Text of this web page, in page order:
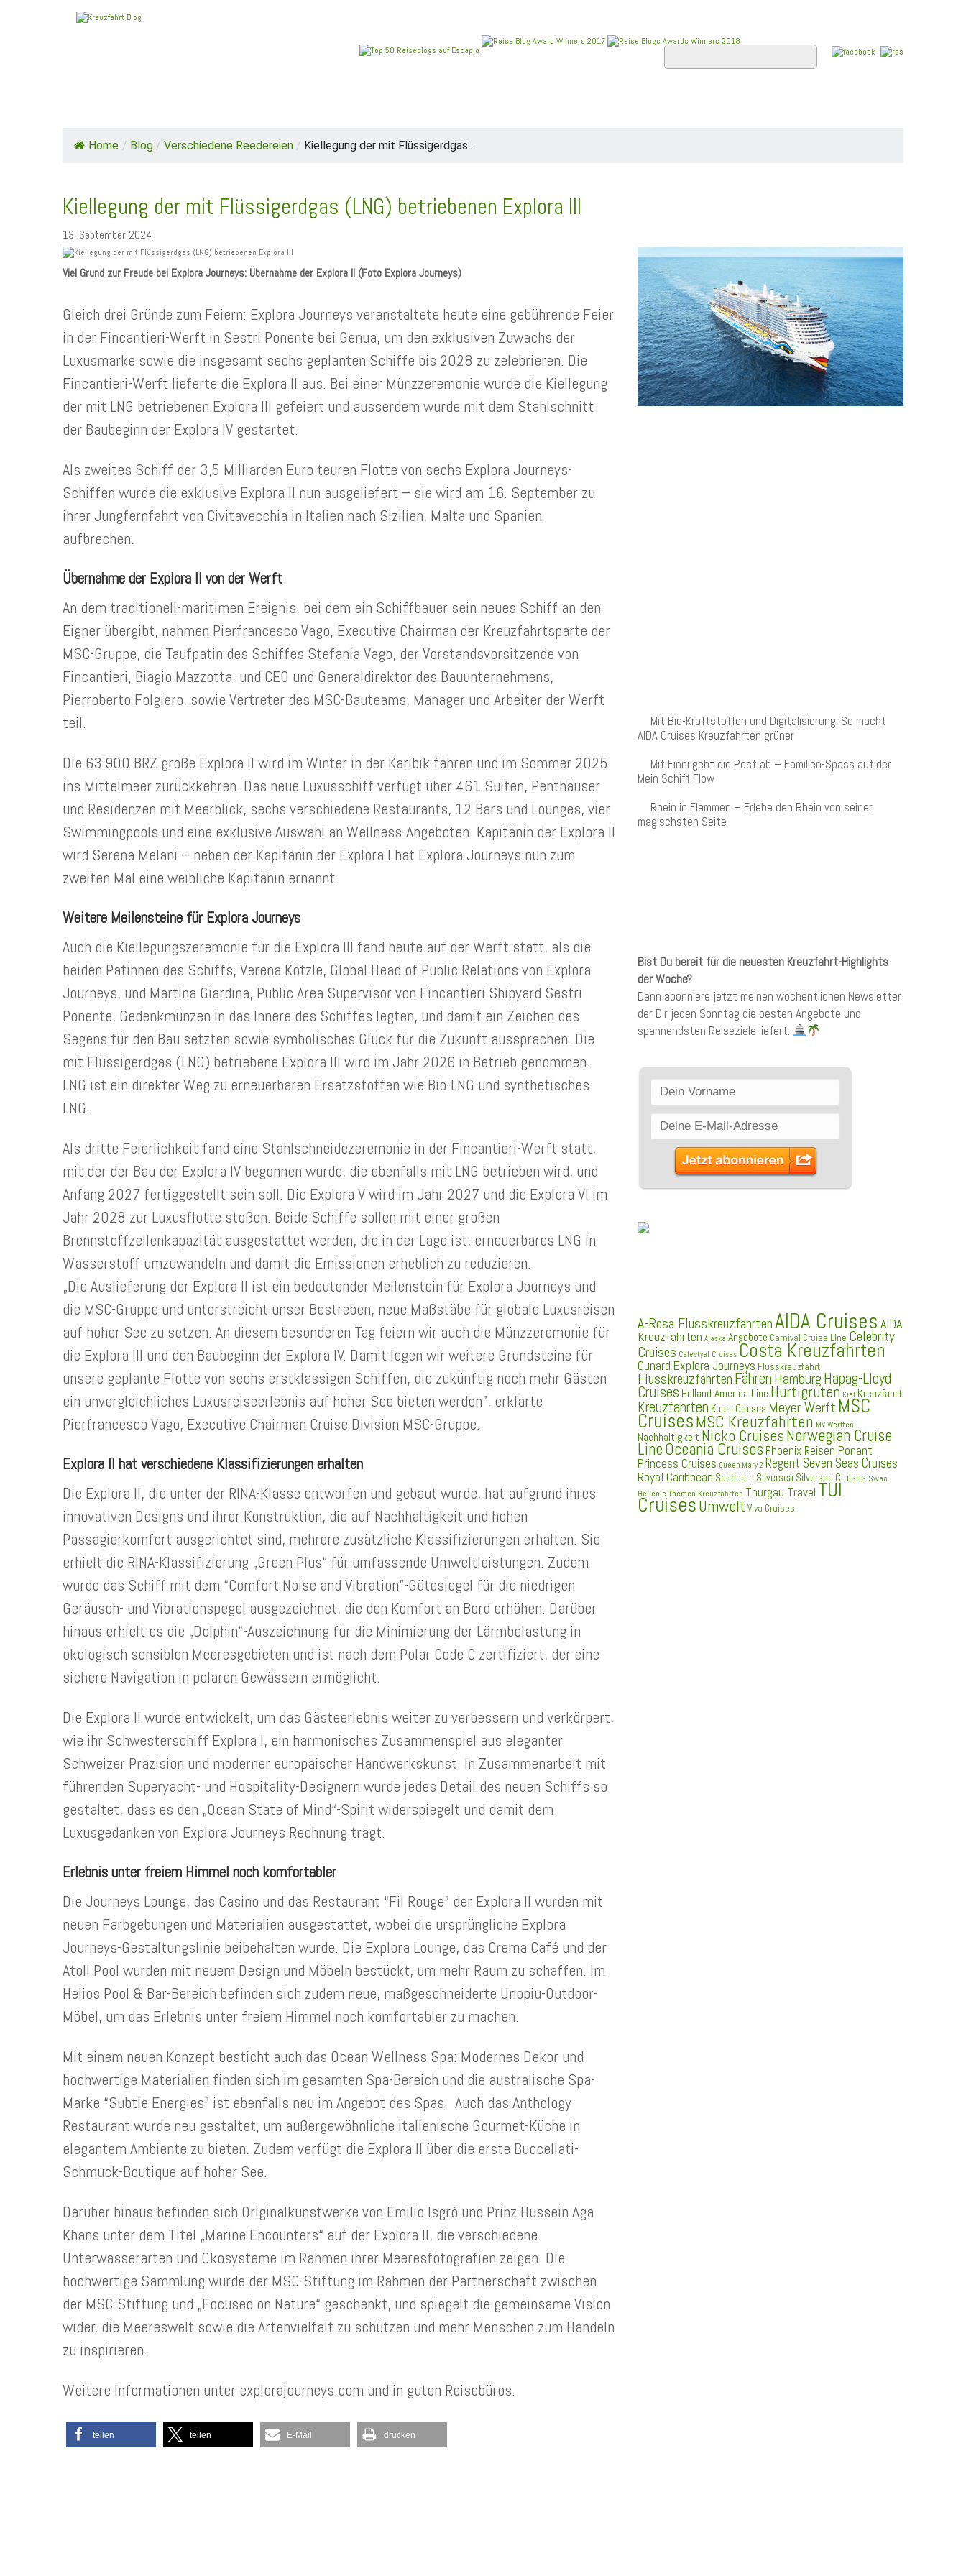
Home / Blog / Verschiedene Reedereien / Kiellegung der mit Flüssigerdgas...
Kiellegung der mit Flüssigerdgas (LNG) betriebenen Explora III
13. September 2024
Viel Grund zur Freude bei Explora Journeys: Übernahme der Explora II (Foto Explora Journeys)
Gleich drei Gründe zum Feiern: Explora Journeys veranstaltete heute eine gebührende Feier
in der Fincantieri-Werft in Sestri Ponente bei Genua, um den exklusiven Zuwachs der
Luxusmarke sowie die insgesamt sechs geplanten Schiffe bis 2028 zu zelebrieren. Die
Fincantieri-Werft lieferte die Explora II aus. Bei einer Münzzeremonie wurde die Kiellegung
der mit LNG betriebenen Explora III gefeiert und ausserdem wurde mit dem Stahlschnitt
der Baubeginn der Explora IV gestartet.
Als zweites Schiff der 3,5 Milliarden Euro teuren Flotte von sechs Explora Journeys-
Schiffen wurde die exklusive Explora II nun ausgeliefert – sie wird am 16. September zu
ihrer Jungfernfahrt von Civitavecchia in Italien nach Sizilien, Malta und Spanien
aufbrechen.
Übernahme der Explora II von der Werft
An dem traditionell-maritimen Ereignis, bei dem ein Schiffbauer sein neues Schiff an den
Eigner übergibt, nahmen Pierfrancesco Vago, Executive Chairman der Kreuzfahrtsparte der
MSC-Gruppe, die Taufpatin des Schiffes Stefania Vago, der Vorstandsvorsitzende von
Fincantieri, Biagio Mazzotta, und CEO und Generaldirektor des Bauunternehmens,
Pierroberto Folgiero, sowie Vertreter des MSC-Bauteams, Manager und Arbeiter der Werft
teil.
Die 63.900 BRZ große Explora II wird im Winter in der Karibik fahren und im Sommer 2025
ins Mittelmeer zurückkehren. Das neue Luxusschiff verfügt über 461 Suiten, Penthäuser
und Residenzen mit Meerblick, sechs verschiedene Restaurants, 12 Bars und Lounges, vier
Swimmingpools und eine exklusive Auswahl an Wellness-Angeboten. Kapitänin der Explora II
wird Serena Melani – neben der Kapitänin der Explora I hat Explora Journeys nun zum
zweiten Mal eine weibliche Kapitänin ernannt.
Weitere Meilensteine für Explora Journeys
Auch die Kiellegungszeremonie für die Explora III fand heute auf der Werft statt, als die
beiden Patinnen des Schiffs, Verena Kötzle, Global Head of Public Relations von Explora
Journeys, und Martina Giardina, Public Area Supervisor von Fincantieri Shipyard Sestri
Ponente, Gedenkmünzen in das Innere des Schiffes legten, und damit ein Zeichen des
Segens für den Bau setzten sowie symbolisches Glück für die Zukunft aussprachen. Die
mit Flüssigerdgas (LNG) betriebene Explora III wird im Jahr 2026 in Betrieb genommen.
LNG ist ein direkter Weg zu erneuerbaren Ersatzstoffen wie Bio-LNG und synthetisches
LNG.
Als dritte Feierlichkeit fand eine Stahlschneidezeremonie in der Fincantieri-Werft statt,
mit der der Bau der Explora IV begonnen wurde, die ebenfalls mit LNG betrieben wird, und
Anfang 2027 fertiggestellt sein soll. Die Explora V wird im Jahr 2027 und die Explora VI im
Jahr 2028 zur Luxusflotte stoßen. Beide Schiffe sollen mit einer großen
Brennstoffzellenkapazität ausgestattet werden, die in der Lage ist, erneuerbares LNG in
Wasserstoff umzuwandeln und damit die Emissionen erheblich zu reduzieren.
„Die Auslieferung der Explora II ist ein bedeutender Meilenstein für Explora Journeys und
die MSC-Gruppe und unterstreicht unser Bestreben, neue Maßstäbe für globale Luxusreisen
auf hoher See zu setzen. An diesem besonderen Tag feiern wir auch die Münzzeremonie für
die Explora III und den Baubeginn der Explora IV. Damit legen wir weitere Grundsteine für
unsere geplante Flotte von sechs erstklassigen Schiffen, die zukünftig noch mehr Gästen
ein unvergleichliches Luxusreiseerlebnis auf hoher See bieten werden”, erklärte
Pierfrancesco Vago, Executive Chairman Cruise Division MSC-Gruppe.
Explora II hat verschiedene Klassifizierungen erhalten
Die Explora II, die unter der RINA-Klasse entworfen und gebaut wurde, hat aufgrund ihres
innovativen Designs und ihrer Konstruktion, die auf Nachhaltigkeit und hohen
Passagierkomfort ausgerichtet sind, mehrere zusätzliche Klassifizierungen erhalten. Sie
erhielt die RINA-Klassifizierung „Green Plus“ für umfassende Umweltleistungen. Zudem
wurde das Schiff mit dem “Comfort Noise and Vibration”-Gütesiegel für die niedrigen
Geräusch- und Vibrationspegel ausgezeichnet, die den Komfort an Bord erhöhen. Darüber
hinaus erhielt es die „Dolphin“-Auszeichnung für die Minimierung der Lärmbelastung in
ökologisch sensiblen Meeresgebieten und ist nach dem Polar Code C zertifiziert, der eine
sichere Navigation in polaren Gewässern ermöglicht.
Die Explora II wurde entwickelt, um das Gästeerlebnis weiter zu verbessern und verkörpert,
wie ihr Schwesterschiff Explora I, ein harmonisches Zusammenspiel aus eleganter
Schweizer Präzision und moderner europäischer Handwerkskunst. In Zusammenarbeit mit
führenden Superyacht- und Hospitality-Designern wurde jedes Detail des neuen Schiffs so
gestaltet, dass es den „Ocean State of Mind“-Spirit widerspiegelt und damit dem
Luxusgedanken von Explora Journeys Rechnung trägt.
Erlebnis unter freiem Himmel noch komfortabler
Die Journeys Lounge, das Casino und das Restaurant “Fil Rouge” der Explora II wurden mit
neuen Farbgebungen und Materialien ausgestattet, wobei die ursprüngliche Explora
Journeys-Gestaltungslinie beibehalten wurde. Die Explora Lounge, das Crema Café und der
Atoll Pool wurden mit neuem Design und Möbeln bestückt, um mehr Raum zu schaffen. Im
Helios Pool & Bar-Bereich befinden sich zudem neue, maßgeschneiderte Unopiu-Outdoor-
Möbel, um das Erlebnis unter freiem Himmel noch komfortabler zu machen.
Mit einem neuen Konzept besticht auch das Ocean Wellness Spa: Modernes Dekor und
hochwertige Materialien finden sich im gesamten Spa-Bereich und die australische Spa-
Marke “Subtle Energies” ist ebenfalls neu im Angebot des Spas. Auch das Anthology
Restaurant wurde neu gestaltet, um außergewöhnliche italienische Gourmet-Küche in
elegantem Ambiente zu bieten. Zudem verfügt die Explora II über die erste Buccellati-
Schmuck-Boutique auf hoher See.
Darüber hinaus befinden sich Originalkunstwerke von Emilio Isgró und Prinz Hussein Aga
Khans unter dem Titel „Marine Encounters“ auf der Explora II, die verschiedene
Unterwasserarten und Ökosysteme im Rahmen ihrer Meeresfotografien zeigen. Die
hochwertige Sammlung wurde der MSC-Stiftung im Rahmen der Partnerschaft zwischen
der MSC-Stiftung und „Focused on Nature“ geschenkt, und spiegelt die gemeinsame Vision
wider, die Meereswelt sowie die Artenvielfalt zu schützen und mehr Menschen zum Handeln
zu inspirieren.
Weitere Informationen unter explorajourneys.com und in guten Reisebüros.
teilen teilen E-Mail drucken
Mit Bio-Kraftstoffen und Digitalisierung: So macht
AIDA Cruises Kreuzfahrten grüner
Mit Finni geht die Post ab – Familien-Spass auf der
Mein Schiff Flow
Rhein in Flammen – Erlebe den Rhein von seiner
magischsten Seite
Bist Du bereit für die neuesten Kreuzfahrt-Highlights
der Woche?
Dann abonniere jetzt meinen wöchentlichen Newsletter,
der Dir jeden Sonntag die besten Angebote und
spannendsten Reiseziele liefert.
A-Rosa FlusskreuzfahrtenAIDA Cruises AIDA
Kreuzfahrten Alaska Angebote Carnival Cruise LIne Celebrity
Cruises Celestyal Cruises Costa Kreuzfahrten
Cunard Explora Journeys Flusskreuzfahrt
Flusskreuzfahrten FährenHamburgHapag-Lloyd
Cruises Holland America Line Hurtigruten Kiel Kreuzfahrt
Kreuzfahrten Kuoni Cruises Meyer Werft MSC
CruisesMSC Kreuzfahrten MV Werften
Nachhaltigkeit Nicko CruisesNorwegian Cruise
LineOceania Cruises Phoenix Reisen Ponant
Princess Cruises Queen Mary 2 Regent Seven Seas Cruises
Royal Caribbean Seabourn Silversea Silversea Cruises Swan
Hellenic Themen Kreuzfahrten Thurgau Travel TUI
CruisesUmwelt Viva Cruises